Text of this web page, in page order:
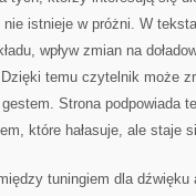
istnieje w próżni. W
wpływ zmian na
temu czytelnik może
Strona podpowiada
które hałasuje, ale staje
tuningiem dla dźwięku